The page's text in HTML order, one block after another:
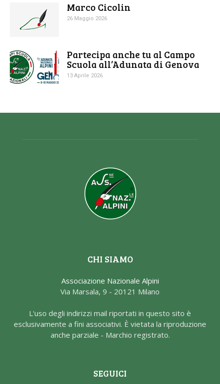
Marco Cicolin
26 Maggio 2026
Partecipa anche tu al Campo
Scuola all’Adunata di Genova
13 Aprile 2026
CHI SIAMO
Associazione Nazionale Alpini
Via Marsala, 9 - 20121 Milano
L'uso degli indirizzi mail riportati in questo sito è
esclusivamente a fini associativi. È vietata la riproduzione
anche parziale - Marchio registrato.
SEGUICI